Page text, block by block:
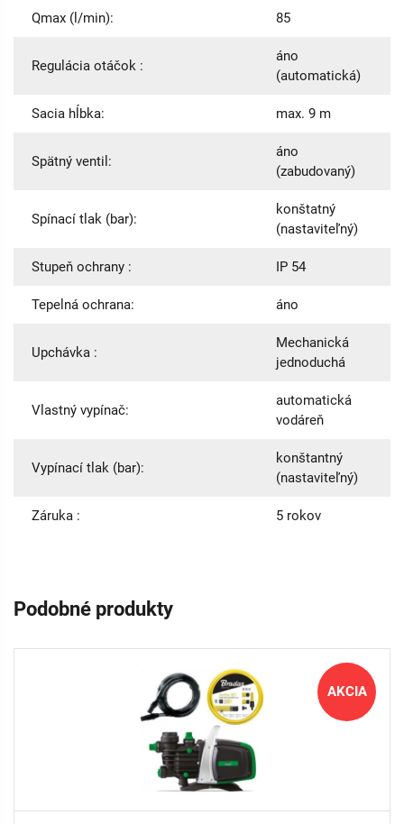
Qmax (l/min): 85
Regulácia otáčok :
áno
(automatická)
Sacia hĺbka: max. 9 m
Spätný ventil:
áno
(zabudovaný)
Spínací tlak (bar):
konštatný
(nastaviteľný)
Stupeň ochrany : IP 54
Tepelná ochrana: áno
Upchávka :
Mechanická
jednoduchá
Vlastný vypínač:
automatická
vodáreň
Vypínací tlak (bar):
konštantný
(nastaviteľný)
Záruka : 5 rokov
Podobné produkty
AKCIA